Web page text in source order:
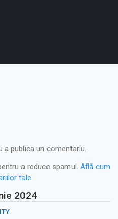
a publica un comentariu.
a reduce spamul. Află cum
tale.
2024